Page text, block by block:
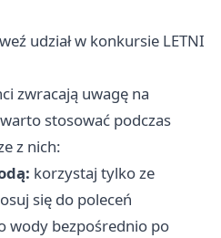
udział w konkursie LETNI
zwracają uwagę na
stosować podczas
z nich:
korzystaj tylko ze
się do poleceń
wody bezpośrednio po